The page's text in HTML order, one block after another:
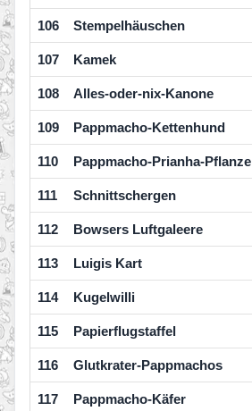
106 Stempelhäuschen
107 Kamek
108 Alles-oder-nix-Kanone
109 Pappmacho-Kettenhund
110 Pappmacho-Prianha-Pflanze
111 Schnittschergen
112 Bowsers Luftgaleere
113 Luigis Kart
114 Kugelwilli
115 Papierflugstaffel
116 Glutkrater-Pappmachos
117 Pappmacho-Käfer